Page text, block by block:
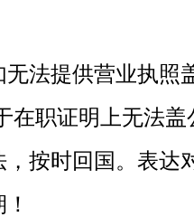
法提供营业执照
在职证明上无法
按时回国。表达